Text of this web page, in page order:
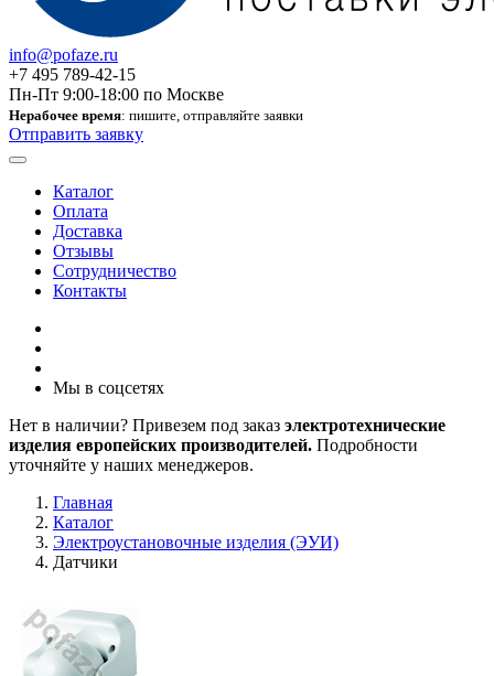
info@pofaze.ru
+7 495 789-42-15
Пн-Пт 9:00-18:00 по Москве
Нерабочее время: пишите, отправляйте заявки
Отправить заявку
Каталог
Оплата
Доставка
Отзывы
Сотрудничество
Контакты
Мы в соцсетях
Нет в наличии? Привезем под заказ электротехнические
изделия европейских производителей. Подробности
уточняйте у наших менеджеров.
Главная
Каталог
Электроустановочные изделия (ЭУИ)
Датчики